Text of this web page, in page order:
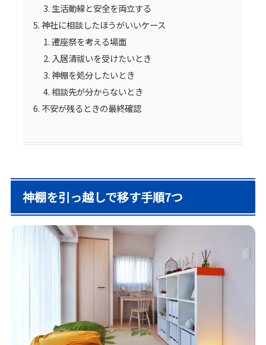
生活動線と安全を両立する
神社に相談したほうがいいケース
遷座祭を考える場面
入居清祓いを受けたいとき
神棚を処分したいとき
相談先が分からないとき
不安が残るときの最終確認
神棚を引っ越しで移す手順7つ